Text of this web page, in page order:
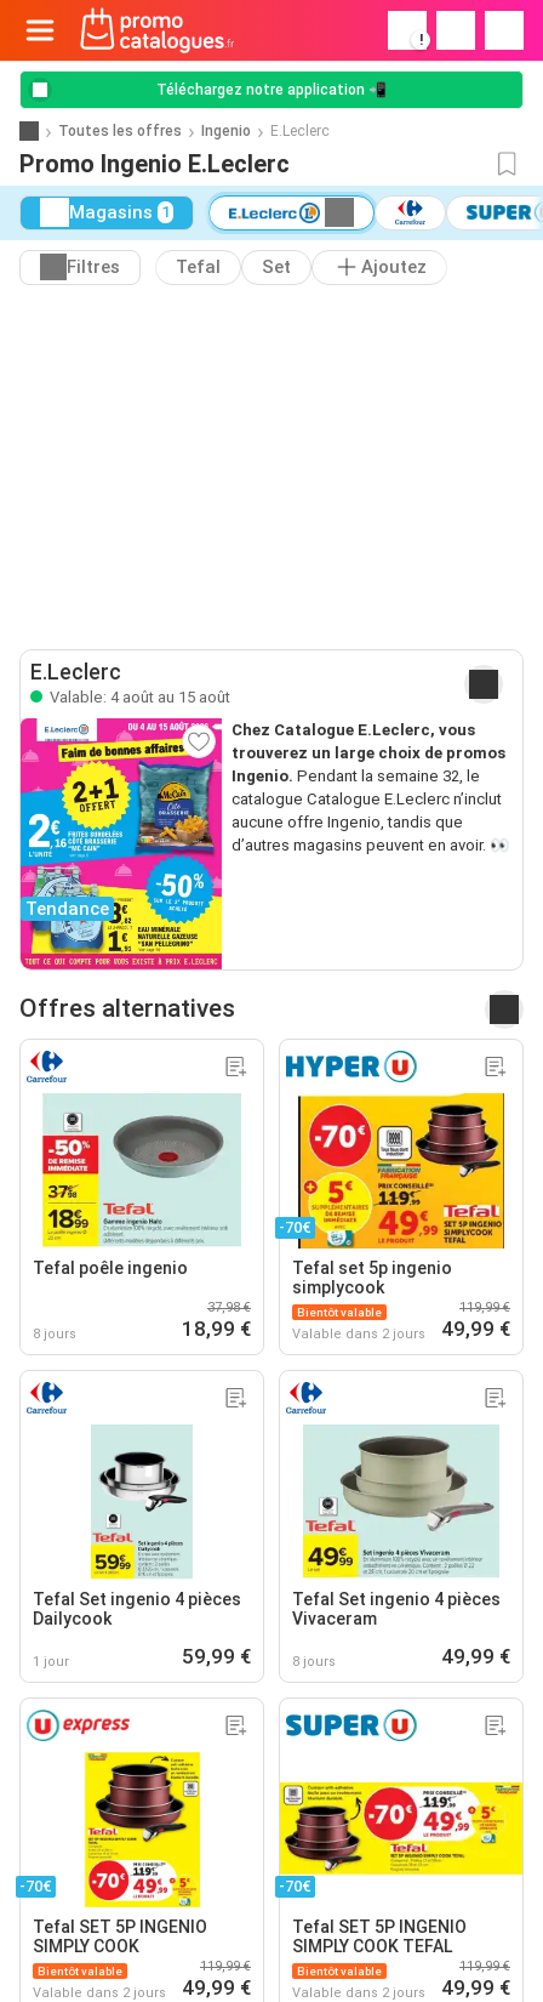
!
Téléchargez notre application 📲
Toutes les offres Ingenio E.Leclerc
Promo Ingenio E.Leclerc
Magasins 1
Filtres Tefal Set Ajoutez
E.Leclerc
Valable: 4 août au 15 août
Tendance
Chez Catalogue E.Leclerc, vous
trouverez un large choix de promos
Ingenio. Pendant la semaine 32, le
catalogue Catalogue E.Leclerc n’inclut
aucune offre Ingenio, tandis que
d’autres magasins peuvent en avoir. 👀
Offres alternatives
Tefal poêle ingenio
8 jours
37,98 €
18,99 €
-70€
Tefal set 5p ingenio
simplycook
Bientôt valable
Valable dans 2 jours
119,99 €
49,99 €
Tefal Set ingenio 4 pièces
Dailycook
1 jour 59,99 €
Tefal Set ingenio 4 pièces
Vivaceram
8 jours 49,99 €
-70€
Tefal SET 5P INGENIO
SIMPLY COOK
Bientôt valable
Valable dans 2 jours
119,99 €
49,99 €
-70€
Tefal SET 5P INGENIO
SIMPLY COOK TEFAL
Bientôt valable
Valable dans 2 jours
119,99 €
49,99 €